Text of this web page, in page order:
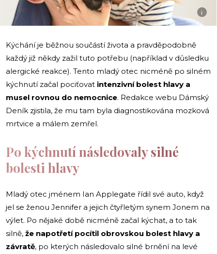
i
Kýchání je běžnou součástí života a pravděpodobně
každý již někdy zažil tuto potřebu (například v důsledku
alergické reakce). Tento mladý otec nicméně po silném
kýchnutí začal pociťovat intenzivní bolest hlavy a
musel rovnou do nemocnice. Redakce webu Dámský
Deník zjistila, že mu tam byla diagnostikována mozková
mrtvice a málem zemřel.
Po kýchnutí následovaly silné
bolesti hlavy
Mladý otec jménem Ian Applegate řídil své auto, když
jel se ženou Jennifer a jejich čtyřletým synem Jonem na
výlet. Po nějaké době nicméně začal kýchat, a to tak
silně, že napotřetí pocítil obrovskou bolest hlavy a
závratě, po kterých následovalo silné brnění na levé